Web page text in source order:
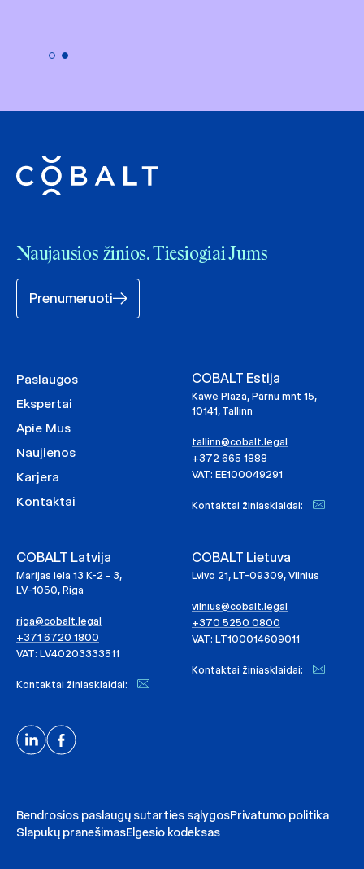
Naujausios žinios. Tiesiogiai Jums
Prenumeruoti
Paslaugos
Ekspertai
Apie Mus
Naujienos
Karjera
Kontaktai
COBALT Estija
Kawe Plaza, Pärnu mnt 15,
10141, Tallinn
tallinn@cobalt.legal
+372 665 1888
VAT: EE100049291
Kontaktai žiniasklaidai:
COBALT Latvija
Marijas iela 13 K-2 - 3,
LV-1050, Riga
riga@cobalt.legal
+371 6720 1800
VAT: LV40203333511
Kontaktai žiniasklaidai:
COBALT Lietuva
Lvivo 21, LT-09309, Vilnius
vilnius@cobalt.legal
+370 5250 0800
VAT: LT100014609011
Kontaktai žiniasklaidai:
Bendrosios paslaugų sutarties sąlygosPrivatumo politika
Slapukų pranešimasElgesio kodeksas